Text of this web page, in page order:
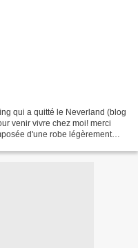
qui a quitté le Neverland (blog
venir vivre chez moi! merci
d'une robe légèrement